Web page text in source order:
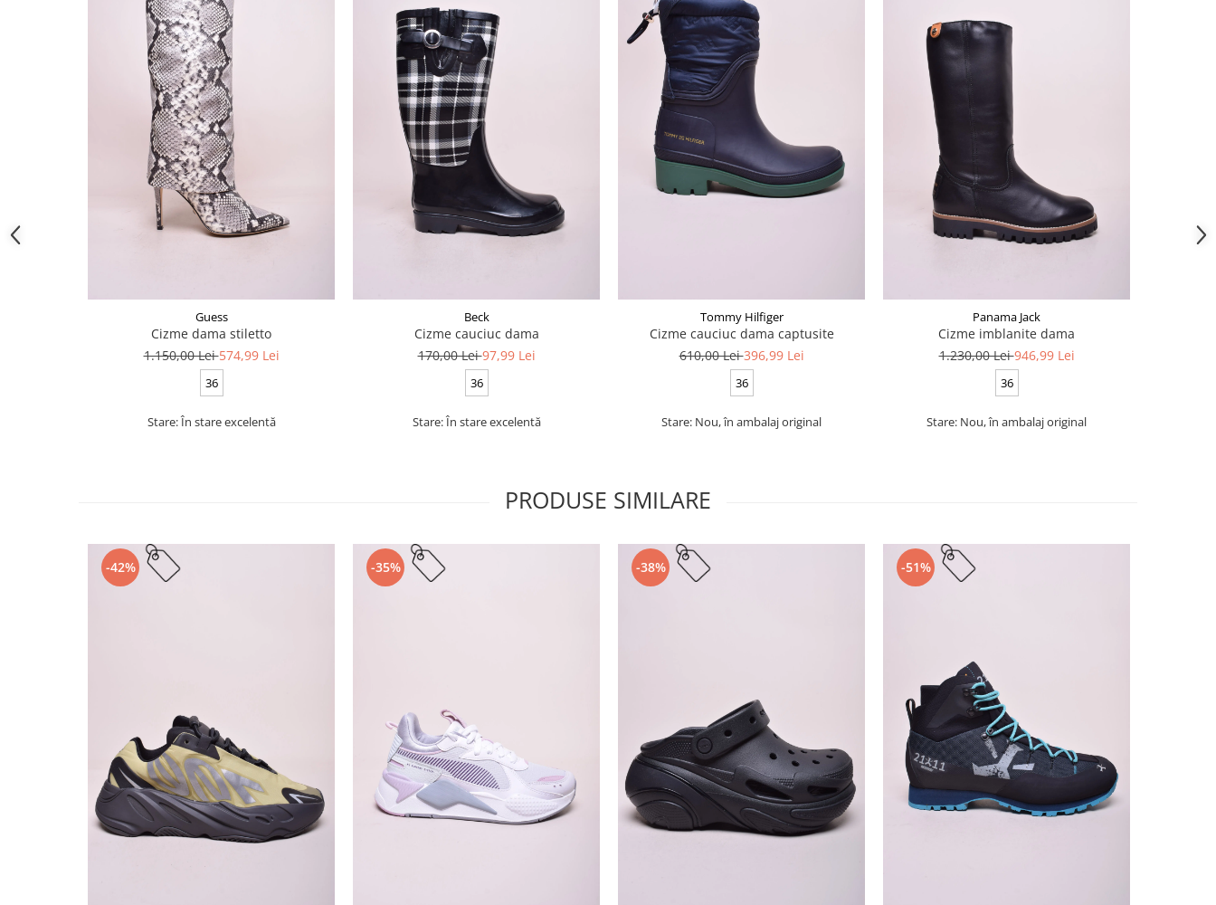
Guess
Cizme dama stiletto
1.150,00 Lei574,99 Lei
36
Stare: În stare excelentă
Beck
Cizme cauciuc dama
170,00 Lei97,99 Lei
36
Stare: În stare excelentă
Tommy Hilfiger
Cizme cauciuc dama captusite
610,00 Lei396,99 Lei
36
Stare: Nou, în ambalaj original
Panama Jack
Cizme imblanite dama
1.230,00 Lei946,99 Lei
36
Stare: Nou, în ambalaj original
PRODUSE SIMILARE
-42% -35% -38% -51%